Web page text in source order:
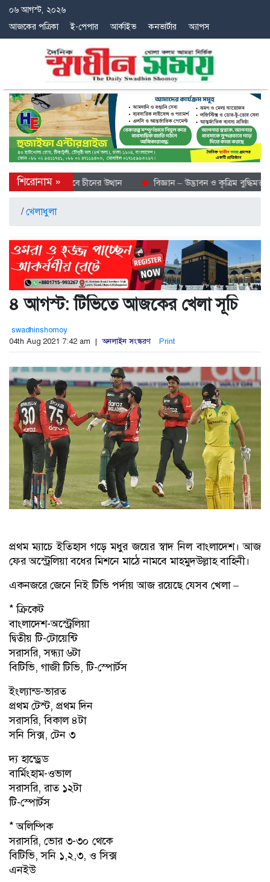
০৬ আগস্ট, ২০২৬
আজকের পত্রিকা
ই-পেপার আর্কাইভ কনভার্টার অ্যাপস
শীতল গন্তব্য হিসেবে চীনের উত্থান বিজ্ঞান – উদ্ভাবন ও কৃত্রিম বুদ্ধিমত্তায়
/খেলাধুলা
৪ আগস্ট: টিভিতে আজকের খেলা সূচি
swadhinshomoy
04th Aug 2021 7:42 am | অনলাইন সংস্করণ Print
প্রথম ম্যাচে ইতিহাস গড়ে মধুর জয়ের স্বাদ নিল বাংলাদেশ। আজ
ফের অস্ট্রেলিয়া বধের মিশনে মাঠে নামবে মাহমুদউল্লাহ বাহিনী।
একনজরে জেনে নিই টিভি পর্দায় আজ রয়েছে যেসব খেলা –
* ক্রিকেট
বাংলাদেশ-অস্ট্রেলিয়া
দ্বিতীয় টি-টোয়েন্টি
সরাসরি, সন্ধ্যা ৬টা
বিটিভি, গাজী টিভি, টি-স্পোর্টস
ইংল্যান্ড-ভারত
প্রথম টেস্ট, প্রথম দিন
সরাসরি, বিকাল ৪টা
সনি সিক্স, টেন ৩
দ্য হান্ড্রেড
বার্মিংহাম-ওভাল
সরাসরি, রাত ১২টা
টি-স্পোর্টস
* অলিম্পিক
সরাসরি, ভোর ৩-৩০ থেকে
বিটিভি, সনি ১,২,৩, ও সিক্স
এনইউ